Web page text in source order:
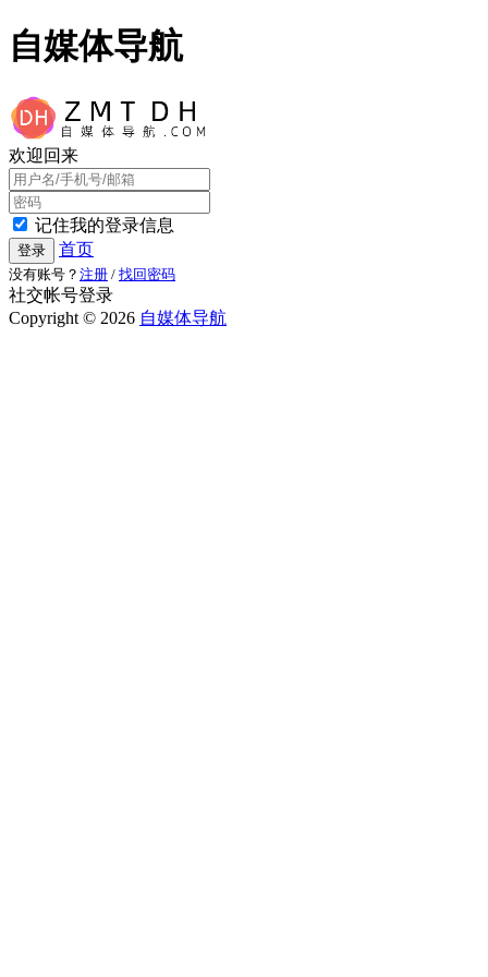
自媒体导航
欢迎回来
记住我的登录信息
登录 首页
没有账号？ 注册 / 找回密码
社交帐号登录
Copyright © 2026 自媒体导航